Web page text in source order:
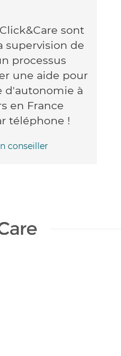
sont
supervision de
processus
une aide pour
d'autonomie à
en France
téléphone !
conseiller